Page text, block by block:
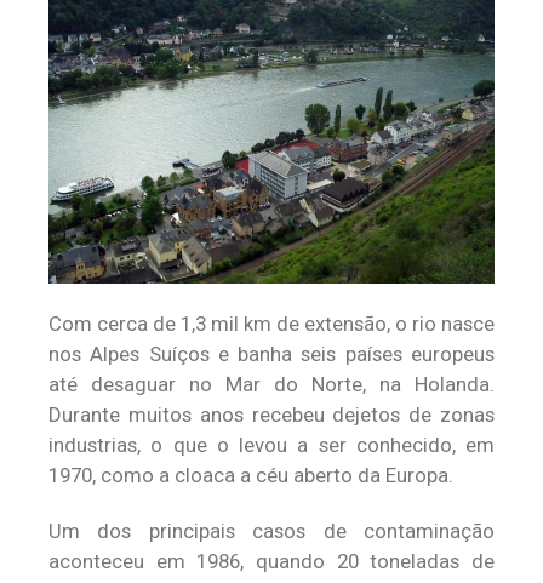
Com cerca de 1,3 mil km de extensão, o rio nasce
nos Alpes Suíços e banha seis países europeus
até desaguar no Mar do Norte, na Holanda.
Durante muitos anos recebeu dejetos de zonas
industrias, o que o levou a ser conhecido, em
1970, como a cloaca a céu aberto da Europa.
Um dos principais casos de contaminação
aconteceu em 1986, quando 20 toneladas de